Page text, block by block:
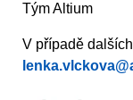
Tým Altium
V případě